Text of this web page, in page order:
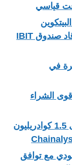
قياسي
تدفقات بقيمة 358 مليون دولار، حيث قاد صندوق IBIT
في
الشراء
قد تصل تدفقات العملات المستقرة إلى 1.5 كوادريليون
مع توافق